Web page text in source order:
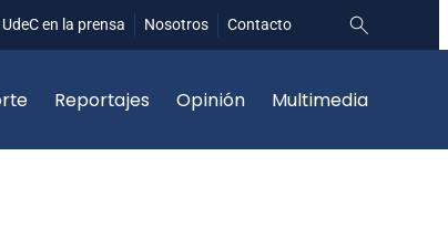
UdeC en la prensa Nosotros Contacto
Reportajes Opinión Multimedia